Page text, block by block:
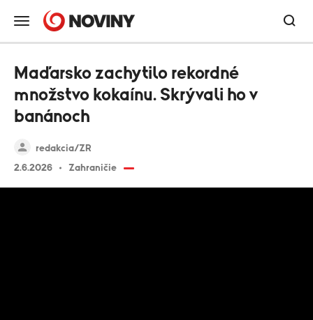
redakcia/ZR
2.6.2026
Zahraničie
Maďarsko zachytilo rekordné
množstvo kokaínu. Skrývali ho v
banánoch